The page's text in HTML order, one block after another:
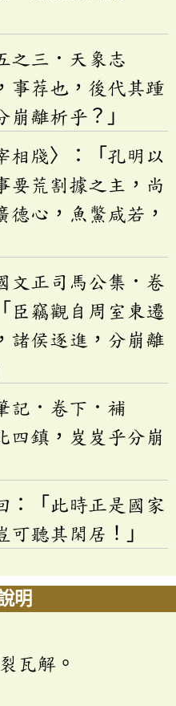
之三．天象志
事荐也，後代其踵
崩離析乎？」
相牋〉：「孔明以
要荒割據之主，尚
德心，魚鱉咸若，
文正司馬公集．卷
臣竊觀自周室東遷
諸侯逐進，分崩離
記．卷下．補
四鎮，岌岌乎分崩
：「此時正是國家
聽其閑居！」
明
瓦解。